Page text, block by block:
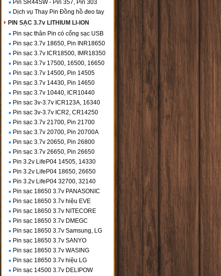
Pin SR44SW - Pin 357, Pin 303
Dịch vụ Thay Pin Đồng hồ đeo tay
PIN SẠC 3.7v LITHIUM LI-ION
Pin sạc thân Pin có cổng sạc USB
Pin sạc 3.7v 18650, Pin INR18650
Pin sạc 3.7v ICR18500, IMR18350
Pin sạc 3.7v 17500, 16500, 16650
Pin sạc 3.7v 14500, Pin 14505
Pin sạc 3.7v 14430, Pin 14650
Pin sạc 3.7v 10440, ICR10440
Pin sạc 3v-3.7v ICR123A, 16340
Pin sạc 3v-3.7v ICR2, CR14250
Pin sạc 3.7v 21700, Pin 21700
Pin sạc 3.7v 20700, Pin 20700A
Pin sạc 3.7v 20650, Pin 26800
Pin sạc 3.7v 26650, Pin 26650
Pin 3.2v LifeP04 14505, 14330
Pin 3.2v LifeP04 18650, 26650
Pin 3.2v LifeP04 32700, 32140
Pin sạc 18650 3.7v PANASONIC
Pin sạc 18650 3.7v hiệu EVE
Pin sạc 18650 3.7v NITECORE
Pin sạc 18650 3.7v DMEGC
Pin sạc 18650 3.7v Samsung, LG
Pin sạc 18650 3.7v SANYO
Pin sạc 18650 3.7v WASING
Pin sạc 18650 3.7v hiệu LG
Pin sạc 14500 3.7v DELIPOW